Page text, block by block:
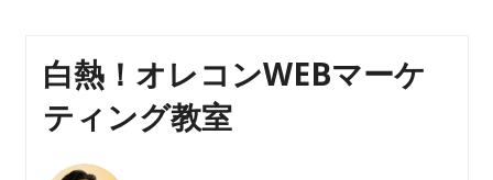
白熱！オレコンWEBマーケ
ティング教室